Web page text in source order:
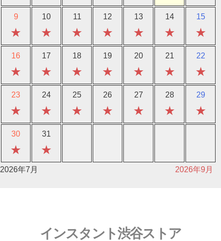
9
★
10
★
11
★
12
★
13
★
14
★
15
★
16
★
17
★
18
★
19
★
20
★
21
★
22
★
23
★
24
★
25
★
26
★
27
★
28
★
29
★
30
★
31
★
2026年7月 2026年9月
インスタント渋谷ストア